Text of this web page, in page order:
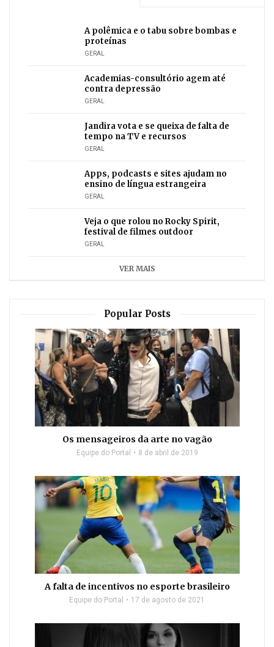
A polêmica e o tabu sobre bombas e
proteínas
GERAL
Academias-consultório agem até
contra depressão
GERAL
Jandira vota e se queixa de falta de
tempo na TV e recursos
GERAL
Apps, podcasts e sites ajudam no
ensino de língua estrangeira
GERAL
Veja o que rolou no Rocky Spirit,
festival de filmes outdoor
GERAL
VER MAIS
Popular Posts
Os mensageiros da arte no vagão
Equipe do Portal 8 de abril de 2019
A falta de incentivos no esporte brasileiro
Equipe do Portal 17 de agosto de 2021